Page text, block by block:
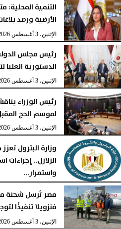
التنمية المحلية:
الأرضية ورصد
الإثنين، 3 أغسطس 2026
رئيس مجلس
الدستورية العليا
الإثنين، 3 أغسطس 2026
رئيس الوزراء
لموسم الحج المقبل (1448 هـ -
الإثنين، 3 أغسطس 2026
وزارة البترول
الزلازل.. إجراءات
واستمرار...
الإثنين، 3 أغسطس 2026
مصر تُرسل شحنة
فنزويلا تنفيذًا
الإثنين، 3 أغسطس 2026